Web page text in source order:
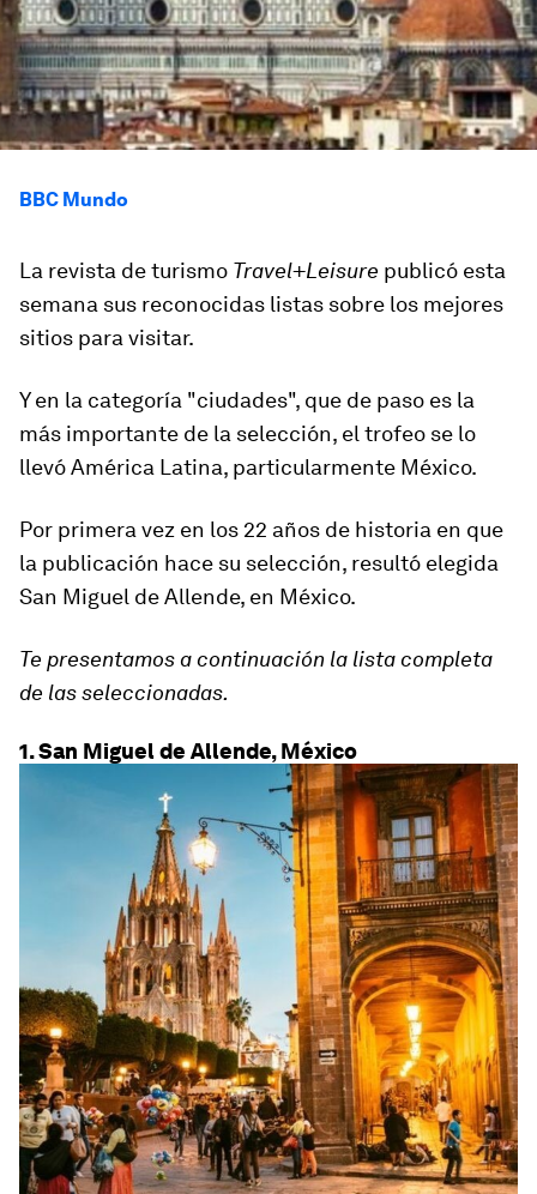
BBC Mundo
La revista de turismo Travel+Leisure publicó esta
semana sus reconocidas listas sobre los mejores
sitios para visitar.
Y en la categoría "ciudades", que de paso es la
más importante de la selección, el trofeo se lo
llevó América Latina, particularmente México.
Por primera vez en los 22 años de historia en que
la publicación hace su selección, resultó elegida
San Miguel de Allende, en México.
Te presentamos a continuación la lista completa
de las seleccionadas.
1. San Miguel de Allende, México